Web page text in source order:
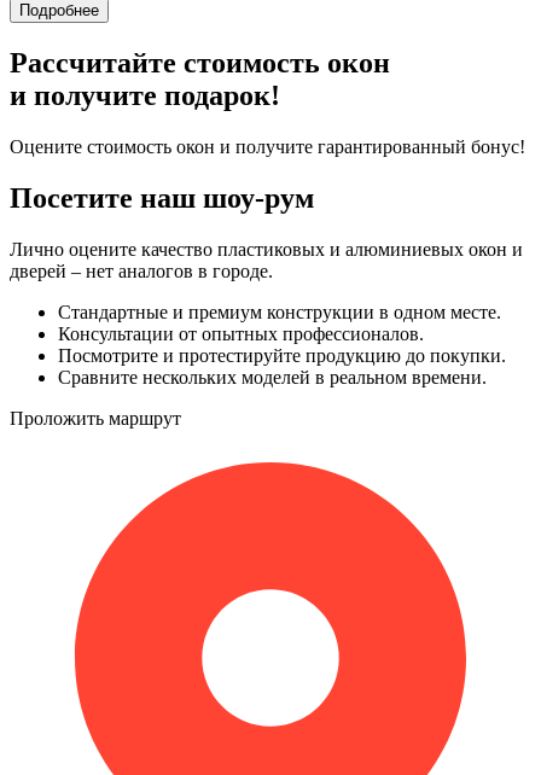
Подробнее
Рассчитайте стоимость окон
и получите подарок!
Оцените стоимость окон и получите гарантированный бонус!
Посетите наш шоу-рум
Лично оцените качество пластиковых и алюминиевых окон и
дверей – нет аналогов в городе.
Стандартные и премиум конструкции в одном месте.
Консультации от опытных профессионалов.
Посмотрите и протестируйте продукцию до покупки.
Сравните нескольких моделей в реальном времени.
Проложить маршрут